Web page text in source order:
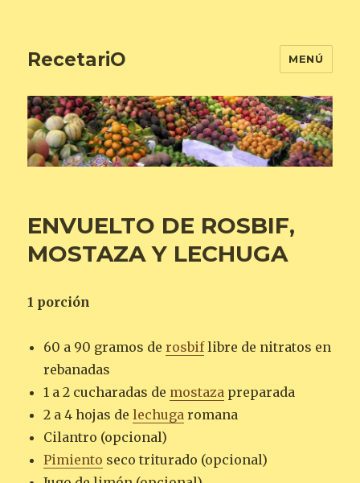
RecetariO MENÚ
ENVUELTO DE ROSBIF,
MOSTAZA Y LECHUGA
1 porción
60 a 90 gramos derosbiflibre de nitratos en
rebanadas
1 a 2 cucharadas de mostaza preparada
2 a 4 hojas delechuga romana
Cilantro (opcional)
Pimiento seco triturado (opcional)